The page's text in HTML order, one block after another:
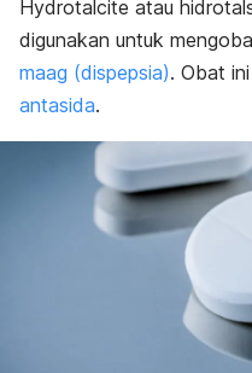
Overdosis Hydrotalcite
Hydrotalcite atau
digunakan untuk
maag (dispepsia). Obat
antasida.